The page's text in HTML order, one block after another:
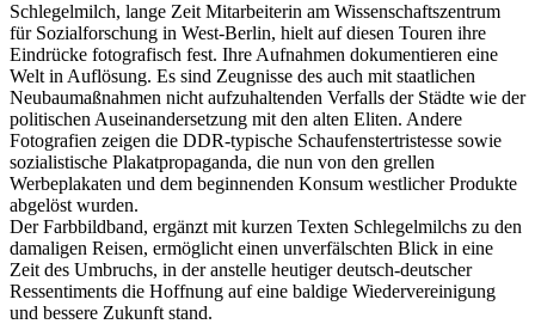
Schlegelmilch, lange Zeit Mitarbeiterin am Wissenschaftszentrum
für Sozialforschung in West-Berlin, hielt auf diesen Touren ihre
Eindrücke fotografisch fest. Ihre Aufnahmen dokumentieren eine
Welt in Auflösung. Es sind Zeugnisse des auch mit staatlichen
Neubaumaßnahmen nicht aufzuhaltenden Verfalls der Städte wie der
politischen Auseinandersetzung mit den alten Eliten. Andere
Fotografien zeigen die DDR-typische Schaufenstertristesse sowie
sozialistische Plakatpropaganda, die nun von den grellen
Werbeplakaten und dem beginnenden Konsum westlicher Produkte
abgelöst wurden.
Der Farbbildband, ergänzt mit kurzen Texten Schlegelmilchs zu den
damaligen Reisen, ermöglicht einen unverfälschten Blick in eine
Zeit des Umbruchs, in der anstelle heutiger deutsch-deutscher
Ressentiments die Hoffnung auf eine baldige Wiedervereinigung
und bessere Zukunft stand.